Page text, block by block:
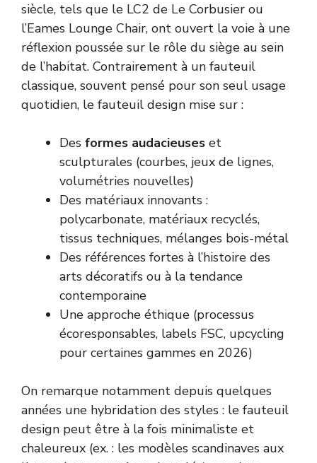
siècle, tels que le LC2 de Le Corbusier ou
l’Eames Lounge Chair, ont ouvert la voie à une
réflexion poussée sur le rôle du siège au sein
de l’habitat. Contrairement à un fauteuil
classique, souvent pensé pour son seul usage
quotidien, le fauteuil design mise sur :
Des formes audacieuses et
sculpturales (courbes, jeux de lignes,
volumétries nouvelles)
Des matériaux innovants :
polycarbonate, matériaux recyclés,
tissus techniques, mélanges bois-métal
Des références fortes à l’histoire des
arts décoratifs ou à la tendance
contemporaine
Une approche éthique (processus
écoresponsables, labels FSC, upcycling
pour certaines gammes en 2026)
On remarque notamment depuis quelques
années une hybridation des styles : le fauteuil
design peut être à la fois minimaliste et
chaleureux (ex. : les modèles scandinaves aux